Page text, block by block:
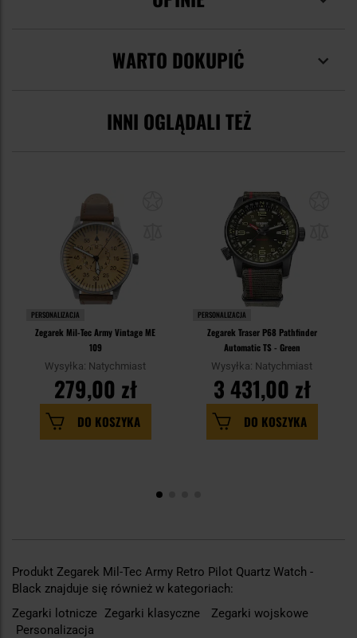
WARTO DOKUPIĆ
INNI OGLĄDALI TEŻ
PERSONALIZACJA
Zegarek Mil-Tec Army Vintage ME
109
Wysyłka: Natychmiast
279,00 zł
DO KOSZYKA
PERSONALIZACJA
Zegarek Traser P68 Pathfinder
Automatic TS - Green
Wysyłka: Natychmiast
3 431,00 zł
DO KOSZYKA
Produkt Zegarek Mil-Tec Army Retro Pilot Quartz Watch -
Black znajduje się również w kategoriach:
Zegarki lotnicze Zegarki klasyczne
Zegarki wojskowe
Personalizacja